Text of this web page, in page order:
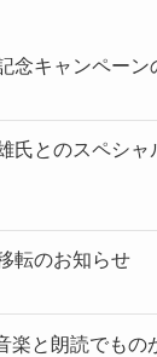
念キャンペーン
氏とのスペシャ
転のお知らせ
楽と朗読でもの